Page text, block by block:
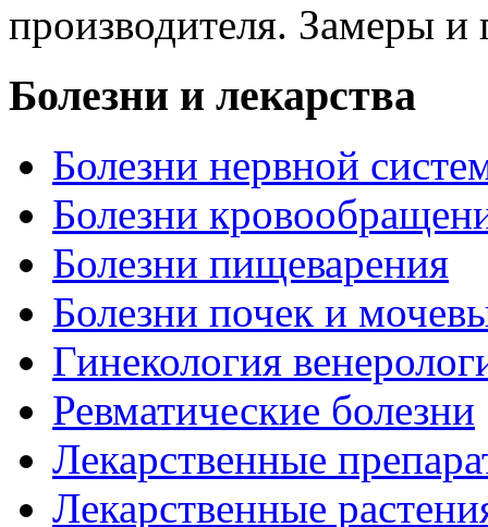
производителя. Замеры и
Болезни и лекарства
Болезни нервной
Болезни
Болезни пищеварения
Болезни почек и
Гинекология
Ревматические болезни
Лекарственные
Лекарственные